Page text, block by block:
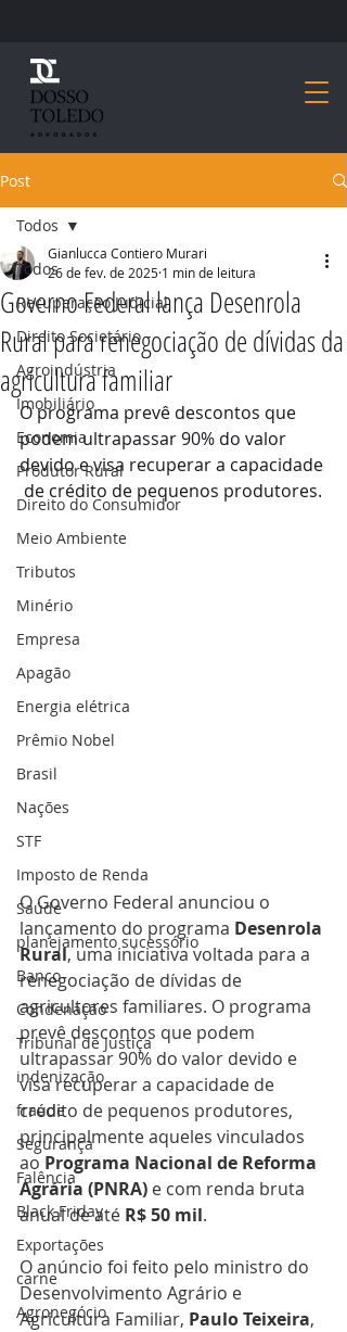
Post
Todos
Recuperação Judicial
Direito Societário
Agroindústria
Imobiliário
Economia
Produtor Rural
Direito do Consumidor
Meio Ambiente
Tributos
Minério
Empresa
Apagão
Energia elétrica
Prêmio Nobel
Brasil
Nações
STF
Imposto de Renda
Saúde
planejamento sucessório
Banco
Condenação
Tribunal de Justiça
indenização
fraude
Segurança
Falência
Black Friday
Exportações
carne
Agronegócio
Todos
Governo Federal lança Desenrola
Rural para renegociação de dívidas da
agricultura familiar
Gianlucca Contiero Murari
26 de fev. de 2025 1 min de leitura
O programa prevê descontos que
podem ultrapassar 90% do valor
devido e visa recuperar a capacidade
de crédito de pequenos produtores.
O Governo Federal anunciou o
lançamento do programa Desenrola
Rural, uma iniciativa voltada para a
renegociação de dívidas de
agricultores familiares. O programa
prevê descontos que podem
ultrapassar 90% do valor devido e
visa recuperar a capacidade de
crédito de pequenos produtores,
principalmente aqueles vinculados
ao Programa Nacional de Reforma
Agrária (PNRA) e com renda bruta
anual de até R$ 50 mil.
O anúncio foi feito pelo ministro do
Desenvolvimento Agrário e
Agricultura Familiar, Paulo Teixeira,